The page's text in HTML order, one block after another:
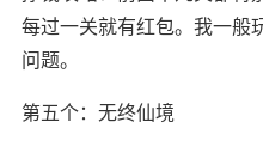
每过一关就有红包。我一般
问题。
第五个：无终仙境